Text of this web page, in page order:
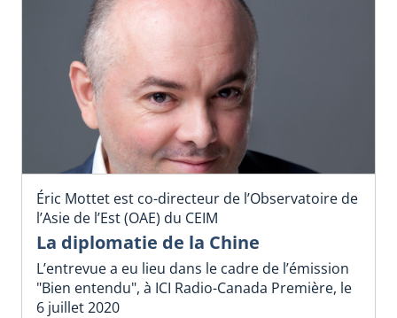
Éric Mottet est co-directeur de l’Observatoire de
l’Asie de l’Est (OAE) du CEIM
La diplomatie de la Chine
L’entrevue a eu lieu dans le cadre de l’émission
"Bien entendu", à ICI Radio-Canada Première, le
6 juillet 2020